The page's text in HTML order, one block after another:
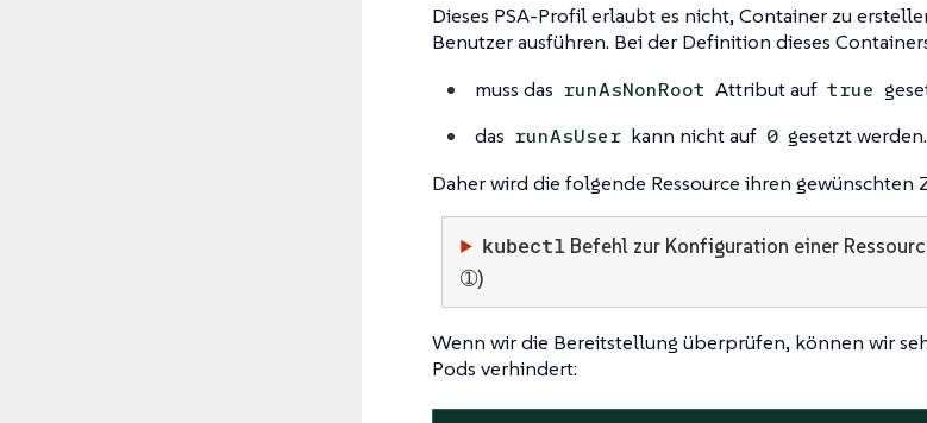
Dieses PSA-Profil erlaubt es nicht, Container zu
Benutzer ausführen. Bei der Definition dieses
muss das runAsNonRoot Attribut auf true
das runAsUser kann nicht auf 0 gesetzt werden.
Daher wird die folgende Ressource ihren gewünschten
kubectl Befehl zur Konfiguration einer
➀)
Wenn wir die Bereitstellung überprüfen, können wir
Pods verhindert: